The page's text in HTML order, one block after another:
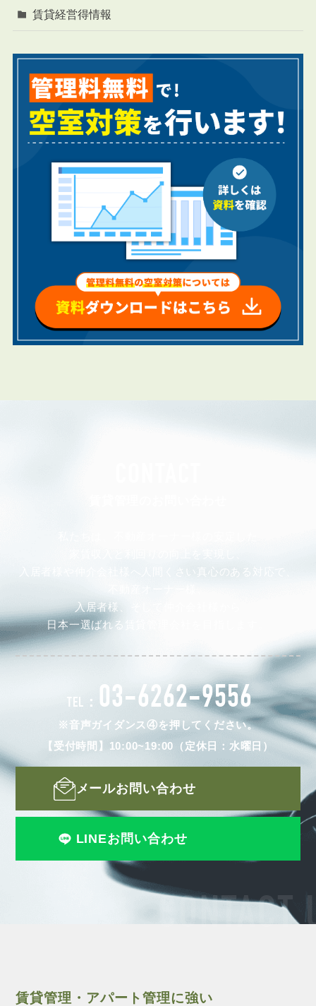
賃貸経営得情報
CONTACT
入居者様や仲介会社様へ人間くさい真心のある対応で、
入居者様、そして仲介会社様から
日本一選ばれる賃貸管理会社を目指します。
TEL： 03-6262-9556
※音声ガイダンス④を押してください。
【受付時間】10:00~19:00（定休日：水曜日）
メールお問い合わせ
LINEお問い合わせ
賃貸管理・アパート管理に強い